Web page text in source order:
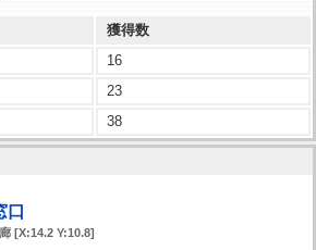
獲得数
16
23
38
口
[X:14.2 Y:10.8]